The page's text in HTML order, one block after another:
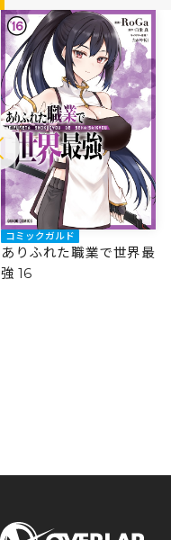
コミックガルド
ありふれた職業で世界最
強 16